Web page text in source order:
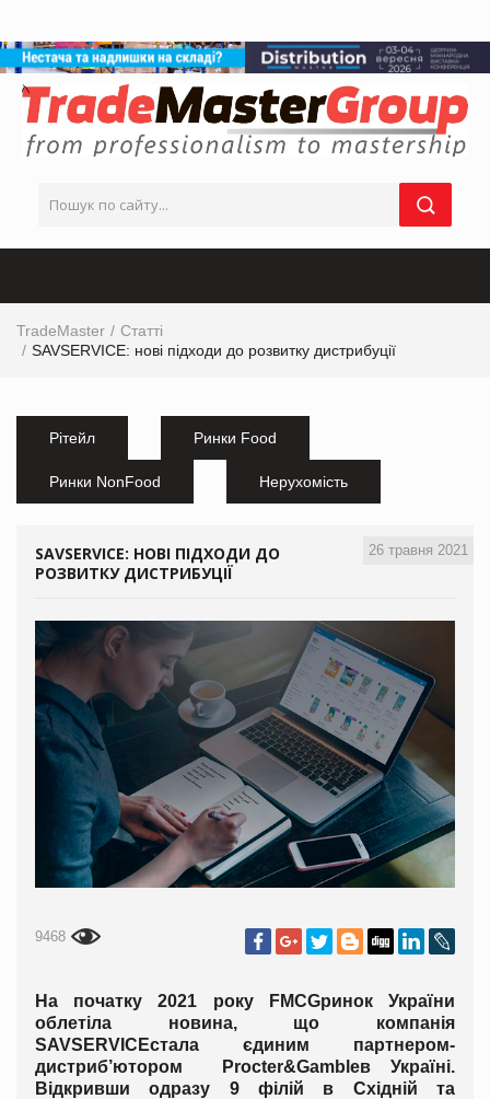
TradeMaster
Статті
SAVSERVICE: нові підходи до розвитку дистрибуції
Рітейл Ринки Food
Ринки NonFood Нерухомість
26 травня 2021
SAVSERVICE: НОВІ ПІДХОДИ ДО
РОЗВИТКУ ДИСТРИБУЦІЇ
9468
На початку 2021 року FMCGринок України
облетіла новина, що компанія
SAVSERVICEстала єдиним партнером-
дистриб’ютором
Procter&Gambleв Україні.
Відкривши одразу 9 філій в Східній та